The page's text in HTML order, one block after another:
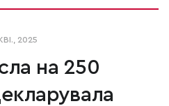
2025
на 250